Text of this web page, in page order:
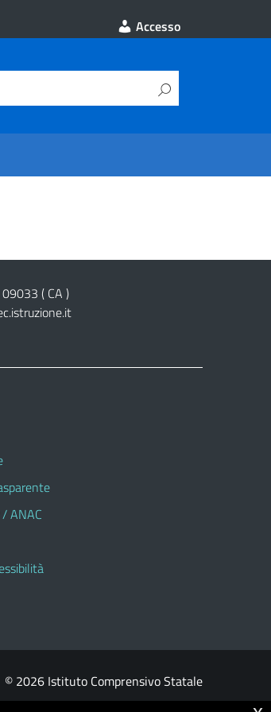
Accesso
( CA )
ANAC
© 2026 Istituto Comprensivo Statale